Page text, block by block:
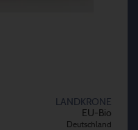
LANDKRONE
EU-Bio
Deutschland